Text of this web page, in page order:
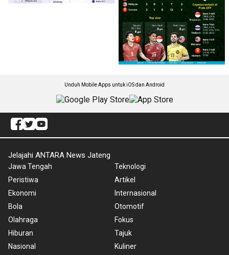
Unduh Mobile Apps untuk iOS dan Android
Jelajahi ANTARA News Jateng
Jawa Tengah
Peristiwa
Ekonomi
Bola
Olahraga
Hiburan
Nasional
Teknologi
Artikel
Internasional
Otomotif
Fokus
Tajuk
Kuliner